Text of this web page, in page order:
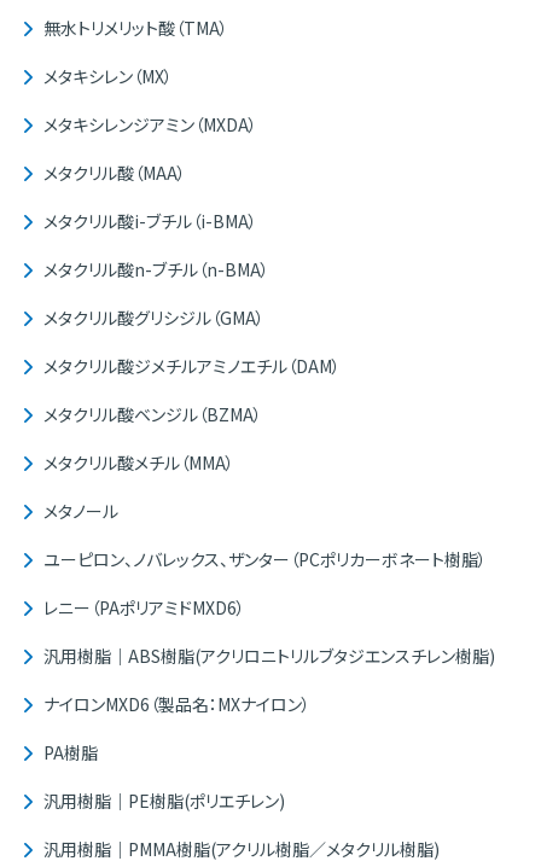
無水トリメリット酸（TMA）
メタキシレン（MX）
メタキシレンジアミン（MXDA）
メタクリル酸（MAA）
メタクリル酸i-ブチル（i-BMA）
メタクリル酸n-ブチル（n-BMA）
メタクリル酸グリシジル（GMA）
メタクリル酸ジメチルアミノエチル（DAM）
メタクリル酸ベンジル（BZMA）
メタクリル酸メチル（MMA）
メタノール
ユーピロン、ノバレックス、ザンター（PCポリカーボネート樹脂）
レニー（PAポリアミドMXD6）
汎用樹脂｜ABS樹脂(アクリロニトリルブタジエンスチレン樹脂)
ナイロンMXD6（製品名：MXナイロン）
PA樹脂
汎用樹脂｜PE樹脂(ポリエチレン)
汎用樹脂｜PMMA樹脂(アクリル樹脂／メタクリル樹脂)